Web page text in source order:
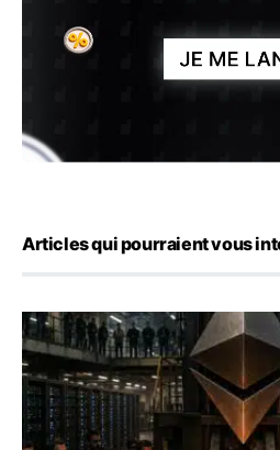
Articles qui pourraient vous
ETH : Ethereum veut brûler